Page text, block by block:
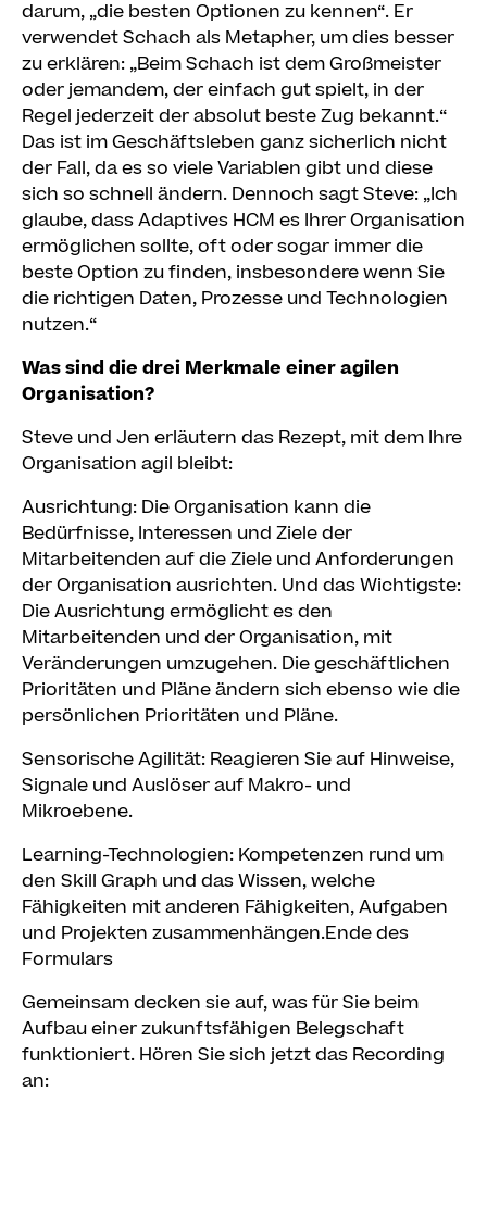
darum, „die besten Optionen zu kennen“. Er
verwendet Schach als Metapher, um dies besser
zu erklären: „Beim Schach ist dem Großmeister
oder jemandem, der einfach gut spielt, in der
Regel jederzeit der absolut beste Zug bekannt.“
Das ist im Geschäftsleben ganz sicherlich nicht
der Fall, da es so viele Variablen gibt und diese
sich so schnell ändern. Dennoch sagt Steve: „Ich
glaube, dass Adaptives HCM es Ihrer Organisation
ermöglichen sollte, oft oder sogar immer die
beste Option zu finden, insbesondere wenn Sie
die richtigen Daten, Prozesse und Technologien
nutzen.“
Was sind die drei Merkmale einer agilen
Organisation?
Steve und Jen erläutern das Rezept, mit dem Ihre
Organisation agil bleibt:
Ausrichtung: Die Organisation kann die
Bedürfnisse, Interessen und Ziele der
Mitarbeitenden auf die Ziele und Anforderungen
der Organisation ausrichten. Und das Wichtigste:
Die Ausrichtung ermöglicht es den
Mitarbeitenden und der Organisation, mit
Veränderungen umzugehen. Die geschäftlichen
Prioritäten und Pläne ändern sich ebenso wie die
persönlichen Prioritäten und Pläne.
Sensorische Agilität: Reagieren Sie auf Hinweise,
Signale und Auslöser auf Makro- und
Mikroebene.
Learning-Technologien: Kompetenzen rund um
den Skill Graph und das Wissen, welche
Fähigkeiten mit anderen Fähigkeiten, Aufgaben
und Projekten zusammenhängen.Ende des
Formulars
Gemeinsam decken sie auf, was für Sie beim
Aufbau einer zukunftsfähigen Belegschaft
funktioniert. Hören Sie sich jetzt das Recording
an: